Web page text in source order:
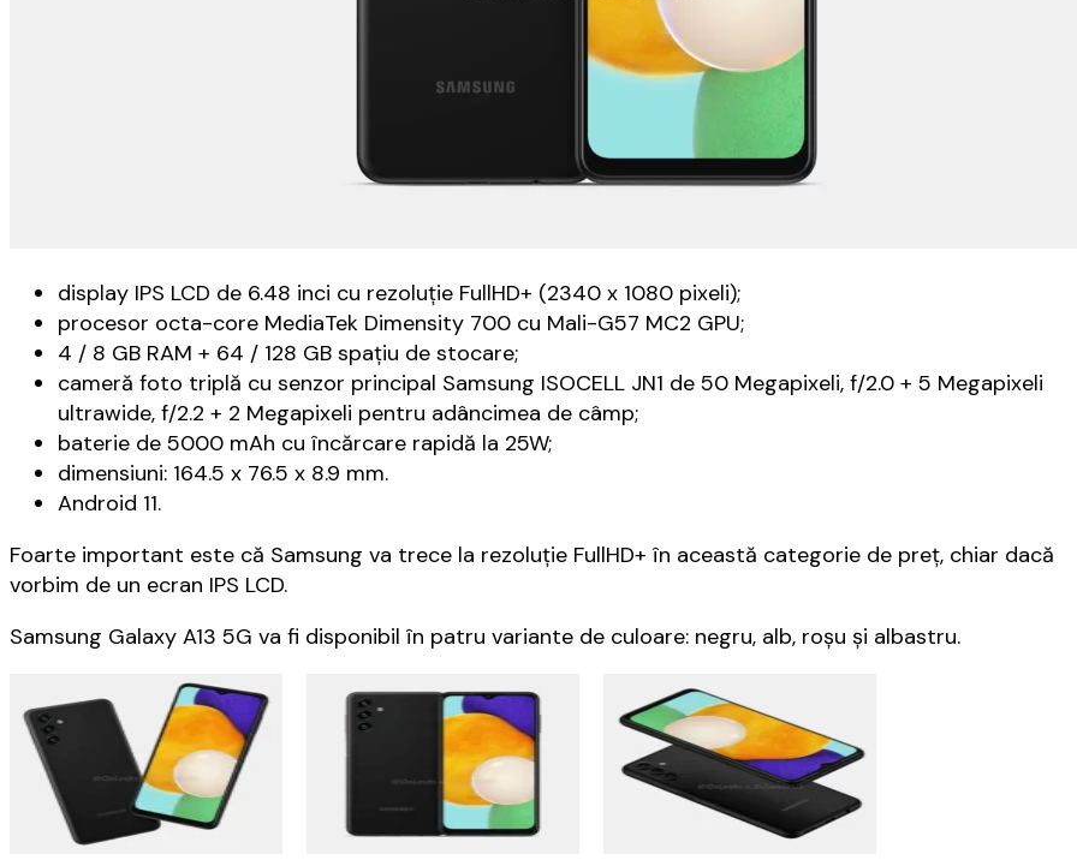
display IPS LCD de 6.48 inci cu rezoluţie FullHD+ (2340 x 1080 pixeli);
procesor octa-core MediaTek Dimensity 700 cu Mali-G57 MC2 GPU;
4 / 8 GB RAM + 64 / 128 GB spaţiu de stocare;
cameră foto triplă cu senzor principal Samsung ISOCELL JN1 de 50 Megapixeli, f/2.0 + 5 Megapixeli
ultrawide, f/2.2 + 2 Megapixeli pentru adâncimea de câmp;
baterie de 5000 mAh cu încărcare rapidă la 25W;
dimensiuni: 164.5 x 76.5 x 8.9 mm.
Android 11.
Foarte important este că Samsung va trece la rezoluţie FullHD+ în această categorie de preţ, chiar dacă
vorbim de un ecran IPS LCD.
Samsung Galaxy A13 5G va fi disponibil în patru variante de culoare: negru, alb, roşu şi albastru.